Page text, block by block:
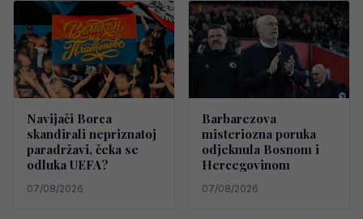
Navijači Borca
skandirali nepriznatoj
paradržavi, čeka se
odluka UEFA?
07/08/2026
Barbarezova
misteriozna poruka
odjeknula Bosnom i
Hercegovinom
07/08/2026